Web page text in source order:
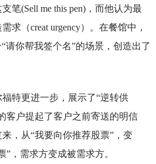
笔(Sell me this pen)，而他认为最
求（creat urgency）。在餐馆中，
请你帮我签个名”的场景，创造出了
特更进一步，展示了“逆转供
客户提起了客户之前寄送的明信
，从“我要向你推荐股票”，变
”，需求方变成被需求方。